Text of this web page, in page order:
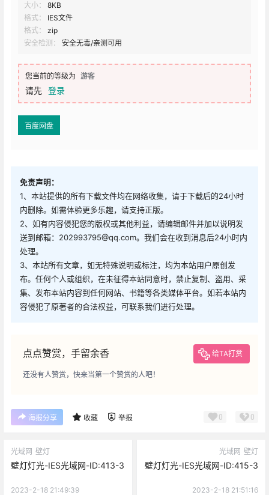
大小：
8KB
格式：
IES文件
格式：
zip
安全检测：
安全无毒/亲测可用
您当前的等级为 游客
请先 登录
百度网盘
免责声明：
1、本站提供的所有下载文件均在网络收集，请于下载后的24小时
内删除。如需体验更多乐趣，请支持正版。
2、如有内容侵犯您的版权或其他利益，请编辑邮件并加以说明发
送到邮箱：202993795@qq.com。我们会在收到消息后24小时内
处理。
3、本站所有文章，如无特殊说明或标注，均为本站用户原创发
布。任何个人或组织，在未征得本站同意时，禁止复制、盗用、采
集、发布本站内容到任何网站、书籍等各类媒体平台。如若本站内
容侵犯了原著者的合法权益，可联系我们进行处理。
点点赞赏，手留余香 给TA打赏
还没有人赞赏，快来当第一个赞赏的人吧！
海报分享 收藏 举报 0 0
光域网 壁灯
壁灯灯光-IES光域网-ID:413-3
2023-2-18 21:49:39
光域网 壁灯
壁灯灯光-IES光域网-ID:415-3
2023-2-18 21:51:16